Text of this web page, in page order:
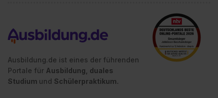
Ausbildung.de ist eines der führenden
Portale für Ausbildung, duales
Studium und Schülerpraktikum.